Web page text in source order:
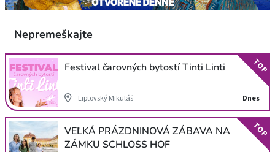
Nepremeškajte
Festival čarovných bytostí Tinti Linti
Liptovský Mikuláš Dnes
TOP
VEĽKÁ PRÁZDNINOVÁ ZÁBAVA NA
ZÁMKU SCHLOSS HOF
TOP